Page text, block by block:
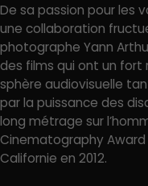
De sa passion pour les
une collaboration
photographe Yann
des films qui ont un
sphère audiovisuelle
par la puissance des
long métrage sur
Cinematography Award
Californie en 2012.